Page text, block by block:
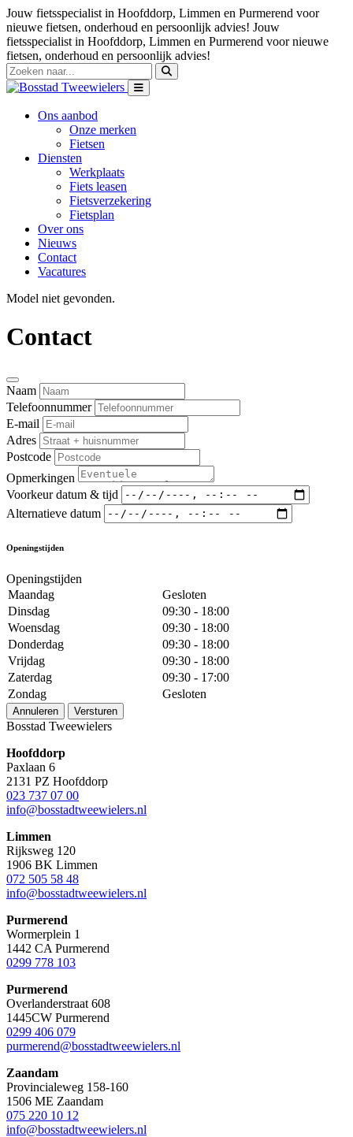
Jouw fietsspecialist in Hoofddorp, Limmen en Purmerend voor
nieuwe fietsen, onderhoud en persoonlijk advies! Jouw
fietsspecialist in Hoofddorp, Limmen en Purmerend voor nieuwe
fietsen, onderhoud en persoonlijk advies!
Ons aanbod
Onze merken
Fietsen
Diensten
Werkplaats
Fiets leasen
Fietsverzekering
Fietsplan
Over ons
Nieuws
Contact
Vacatures
Model niet gevonden.
Contact
Naam
Telefoonnummer
E-mail
Adres
Postcode
Opmerkingen
Voorkeur datum & tijd
Alternatieve datum
Openingstijden
Openingstijden
Maandag
Gesloten
Dinsdag
09:30 - 18:00
Woensdag
09:30 - 18:00
Donderdag
09:30 - 18:00
Vrijdag
09:30 - 18:00
Zaterdag
09:30 - 17:00
Zondag
Gesloten
Annuleren Versturen
Bosstad Tweewielers
Hoofddorp
Paxlaan 6
2131 PZ Hoofddorp
023 737 07 00
info@bosstadtweewielers.nl
Limmen
Rijksweg 120
1906 BK Limmen
072 505 58 48
info@bosstadtweewielers.nl
Purmerend
Wormerplein 1
1442 CA Purmerend
0299 778 103
Purmerend
Overlanderstraat 608
1445CW Purmerend
0299 406 079
purmerend@bosstadtweewielers.nl
Zaandam
Provincialeweg 158-160
1506 ME Zaandam
075 220 10 12
info@bosstadtweewielers.nl